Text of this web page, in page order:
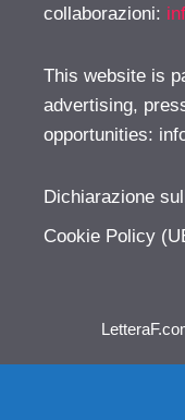
collaborazioni:
This website is
advertising,
opportunities:
Dichiarazione
Cookie Policy